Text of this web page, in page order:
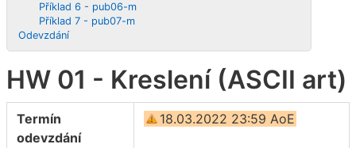
Příklad 6 - pub06-m
Příklad 7 - pub07-m
Odevzdání
HW 01 - Kreslení (ASCII art)
Termín
odevzdání
18.03.2022 23:59 AoE